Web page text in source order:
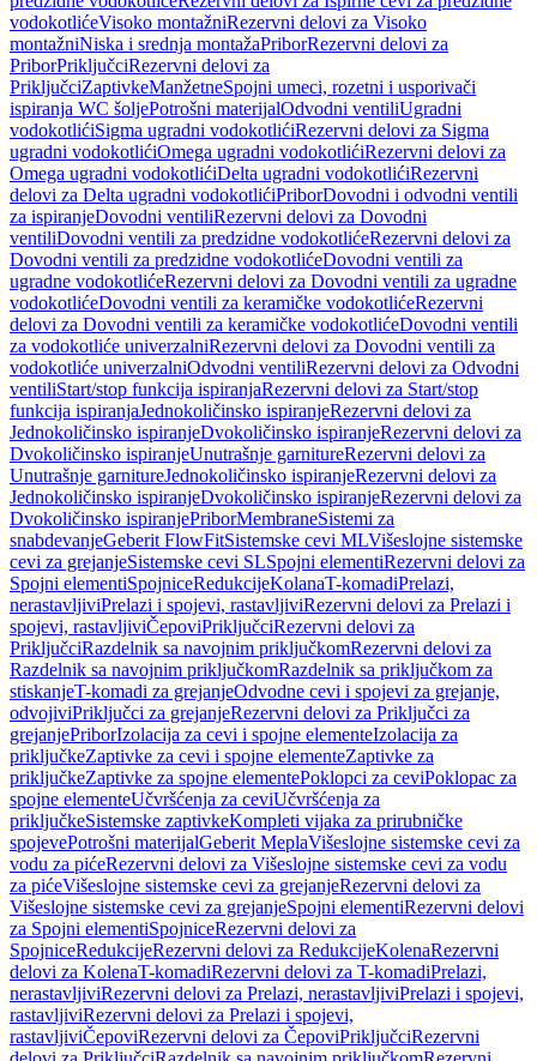
vodokotlićeVisoko montažniRezervni delovi za Visoko
montažniNiska i srednja montažaPriborRezervni delovi za
PriborPriključciRezervni delovi za
PriključciZaptivkeManžetneSpojni umeci, rozetni i usporivači
ispiranja WC šoljePotrošni materijalOdvodni ventiliUgradni
vodokotlićiSigma ugradni vodokotlićiRezervni delovi za Sigma
ugradni vodokotlićiOmega ugradni vodokotlićiRezervni delovi za
Omega ugradni vodokotlićiDelta ugradni vodokotlićiRezervni
delovi za Delta ugradni vodokotlićiPriborDovodni i odvodni ventili
za ispiranjeDovodni ventiliRezervni delovi za Dovodni
ventiliDovodni ventili za predzidne vodokotlićeRezervni delovi za
Dovodni ventili za predzidne vodokotlićeDovodni ventili za
ugradne vodokotlićeRezervni delovi za Dovodni ventili za ugradne
vodokotlićeDovodni ventili za keramičke vodokotlićeRezervni
delovi za Dovodni ventili za keramičke vodokotlićeDovodni ventili
za vodokotliće univerzalniRezervni delovi za Dovodni ventili za
vodokotliće univerzalniOdvodni ventiliRezervni delovi za Odvodni
ventiliStart/stop funkcija ispiranjaRezervni delovi za Start/stop
funkcija ispiranjaJednokoličinsko ispiranjeRezervni delovi za
Jednokoličinsko ispiranjeDvokoličinsko ispiranjeRezervni delovi za
Dvokoličinsko ispiranjeUnutrašnje garnitureRezervni delovi za
Unutrašnje garnitureJednokoličinsko ispiranjeRezervni delovi za
Jednokoličinsko ispiranjeDvokoličinsko ispiranjeRezervni delovi za
Dvokoličinsko ispiranjePriborMembraneSistemi za
snabdevanjeGeberit FlowFitSistemske cevi MLVišeslojne sistemske
cevi za grejanjeSistemske cevi SLSpojni elementiRezervni delovi za
Spojni elementiSpojniceRedukcijeKolanaT-komadiPrelazi,
nerastavljiviPrelazi i spojevi, rastavljiviRezervni delovi za Prelazi i
spojevi, rastavljiviČepoviPriključciRezervni delovi za
PriključciRazdelnik sa navojnim priključkomRezervni delovi za
Razdelnik sa navojnim priključkomRazdelnik sa priključkom za
stiskanjeT-komadi za grejanjeOdvodne cevi i spojevi za grejanje,
odvojiviPriključci za grejanjeRezervni delovi za Priključci za
grejanjePriborIzolacija za cevi i spojne elementeIzolacija za
priključkeZaptivke za cevi i spojne elementeZaptivke za
priključkeZaptivke za spojne elementePoklopci za ceviPoklopac za
spojne elementeUčvršćenja za ceviUčvršćenja za
priključkeSistemske zaptivkeKompleti vijaka za prirubničke
spojevePotrošni materijalGeberit MeplaVišeslojne sistemske cevi za
vodu za pićeRezervni delovi za Višeslojne sistemske cevi za vodu
za pićeVišeslojne sistemske cevi za grejanjeRezervni delovi za
Višeslojne sistemske cevi za grejanjeSpojni elementiRezervni delovi
za Spojni elementiSpojniceRezervni delovi za
SpojniceRedukcijeRezervni delovi za RedukcijeKolenaRezervni
delovi za KolenaT-komadiRezervni delovi za T-komadiPrelazi,
nerastavljiviRezervni delovi za Prelazi, nerastavljiviPrelazi i spojevi,
rastavljiviRezervni delovi za Prelazi i spojevi,
rastavljiviČepoviRezervni delovi za ČepoviPriključciRezervni